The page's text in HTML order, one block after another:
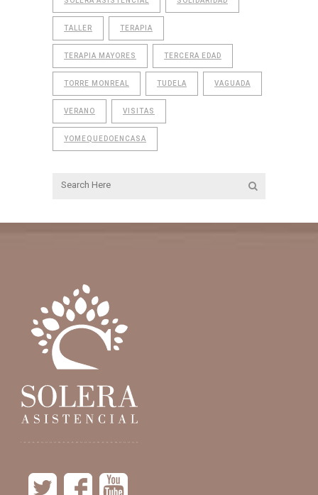
TALLER TERAPIA
TERAPIA MAYORES TERCERA EDAD
TORRE MONREAL TUDELA VAGUADA
VERANO VISITAS
YOMEQUEDOENCASA